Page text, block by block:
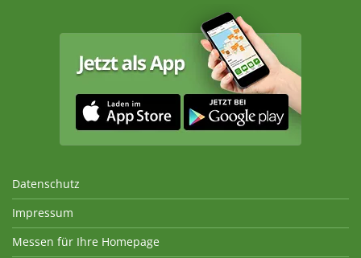
Datenschutz
Impressum
Messen für Ihre Homepage